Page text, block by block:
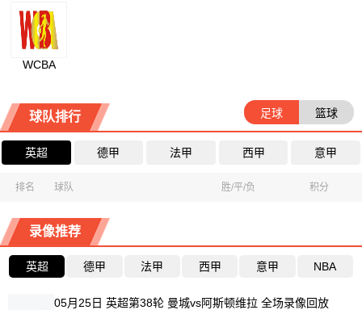
WCBA
球队排行 足球 篮球
英超 德甲 法甲 西甲 意甲
排名 球队 胜/平/负 积分
录像推荐
英超 德甲 法甲 西甲 意甲 NBA
05月25日 英超第38轮 曼城vs阿斯顿维拉 全场录像回放